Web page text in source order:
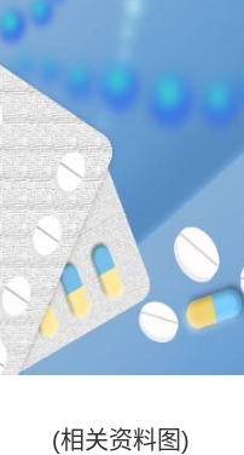
(相关资料图)